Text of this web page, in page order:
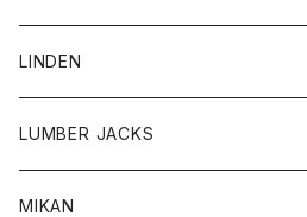
LINDEN
LUMBER JACKS
MIKAN